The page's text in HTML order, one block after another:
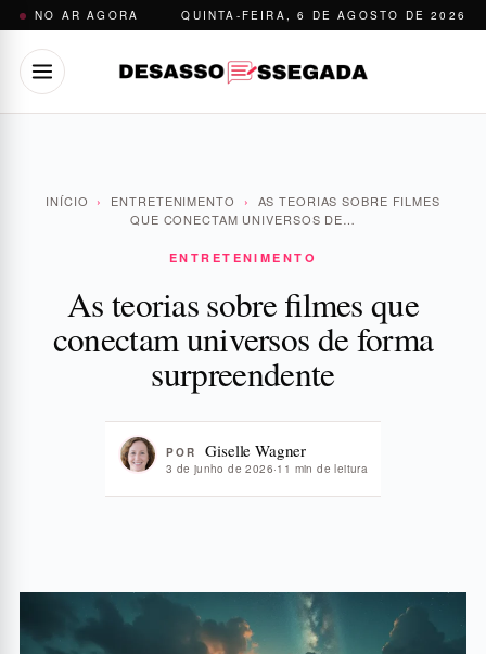
Pular
conteúdo
NO AR AGORA QUINTA-FEIRA, 6 DE AGOSTO DE 2026
INÍCIO › ENTRETENIMENTO ›
AS TEORIAS SOBRE FILMES
QUE CONECTAM UNIVERSOS DE…
ENTRETENIMENTO
As teorias sobre filmes que
conectam universos de forma
surpreendente
POR Giselle Wagner
3 de junho de 2026·11 min de leitura